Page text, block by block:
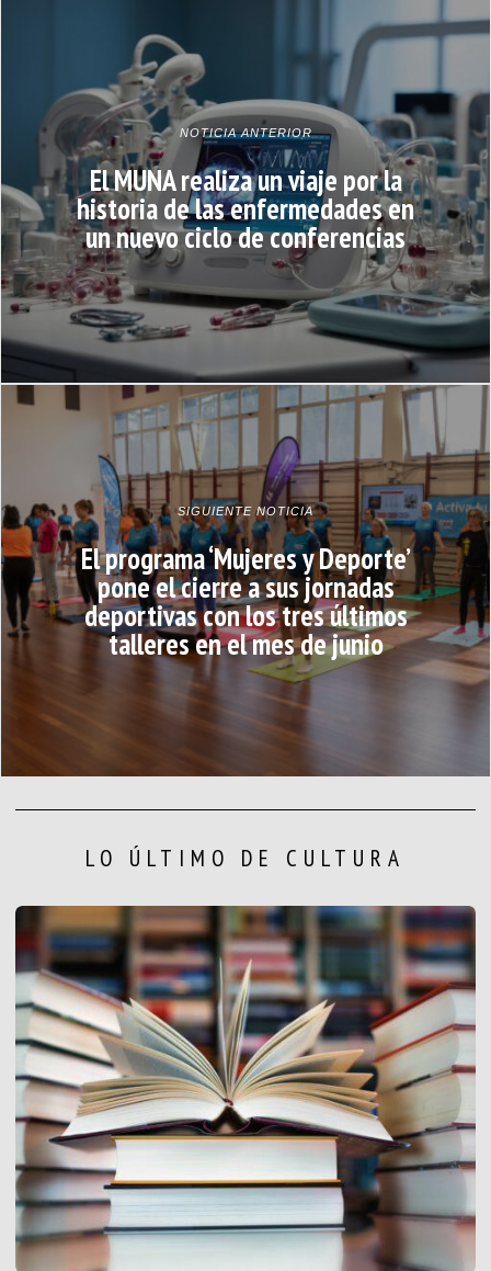
NOTICIA ANTERIOR
El MUNA realiza un viaje por la
historia de las enfermedades en
un nuevo ciclo de conferencias
SIGUIENTE NOTICIA
El programa ‘Mujeres y Deporte’
pone el cierre a sus jornadas
deportivas con los tres últimos
talleres en el mes de junio
LO ÚLTIMO DE CULTURA